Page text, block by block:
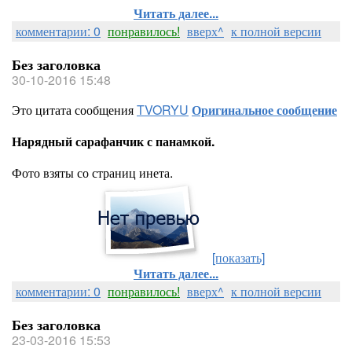
Читать далее...
комментарии: 0 понравилось! вверх^ к полной версии
Без заголовка
30-10-2016 15:48
Это цитата сообщенияTVORYU Оригинальное сообщение
Нарядный сарафанчик с панамкой.
Фото взяты со страниц инета.
[показать]
Читать далее...
комментарии: 0 понравилось! вверх^ к полной версии
Без заголовка
23-03-2016 15:53